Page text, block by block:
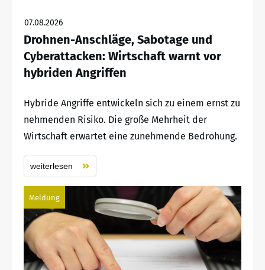
07.08.2026
Drohnen-Anschläge, Sabotage und
Cyberattacken: Wirtschaft warnt vor
hybriden Angriffen
Hybride Angriffe entwickeln sich zu einem ernst zu
nehmenden Risiko. Die große Mehrheit der
Wirtschaft erwartet eine zunehmende Bedrohung.
weiterlesen
Meldung